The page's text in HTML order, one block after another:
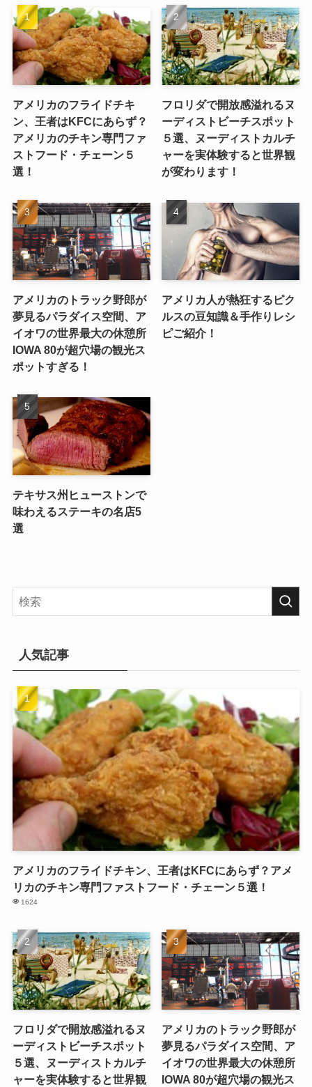
アメリカのフライドチキ
ン、王者はKFCにあらず？
アメリカのチキン専門ファ
ストフード・チェーン５
選！
フロリダで開放感溢れるヌ
ーディストビーチスポット
５選、ヌーディストカルチ
ャーを実体験すると世界観
が変わります！
アメリカのトラック野郎が
夢見るパラダイス空間、ア
イオワの世界最大の休憩所
IOWA 80が超穴場の観光ス
ポットすぎる！
アメリカ人が熱狂するピク
ルスの豆知識＆手作りレシ
ピご紹介！
テキサス州ヒューストンで
味わえるステーキの名店5
選
人気記事
アメリカのフライドチキン、王者はKFCにあらず？アメ
リカのチキン専門ファストフード・チェーン５選！
1624
フロリダで開放感溢れるヌ
ーディストビーチスポット
５選、ヌーディストカルチ
ャーを実体験すると世界観
アメリカのトラック野郎が
夢見るパラダイス空間、ア
イオワの世界最大の休憩所
IOWA 80が超穴場の観光ス